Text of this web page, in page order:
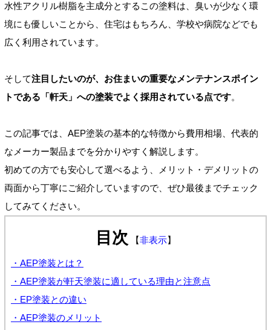
水性アクリル樹脂を主成分とするこの塗料は、臭いが少なく環
境にも優しいことから、住宅はもちろん、学校や病院などでも
広く利用されています。
そして注目したいのが、お住まいの重要なメンテナンスポイン
トである「軒天」への塗装でよく採用されている点です。
この記事では、AEP塗装の基本的な特徴から費用相場、代表的
なメーカー製品までを分かりやすく解説します。
初めての方でも安心して選べるよう、メリット・デメリットの
両面から丁寧にご紹介していますので、ぜひ最後までチェック
してみてください。
目次 【非表示】
・AEP塗装とは？
・AEP塗装が軒天塗装に適している理由と注意点
・EP塗装との違い
・AEP塗装のメリット